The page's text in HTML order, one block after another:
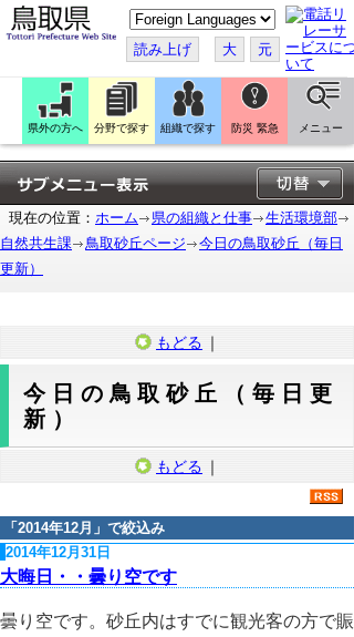
こ
の
ペ
ー
ジ
翻
訳
す
る
読み上げ 大 元
県外の方へ 分野で探す 組織で探す 防災 緊急 メニュー
現在の位置： ホーム 県の組織と仕事
生活環境部
自然共生課
鳥取砂丘ページ
今日の鳥取砂丘（毎日
更新）
もどる ｜
今日の鳥取砂丘（毎日更
新）
もどる ｜
「 2014年12月 」で絞込み
2014年12月31日
大晦日・・曇り空です
曇り空です。砂丘内はすでに観光客の方で賑